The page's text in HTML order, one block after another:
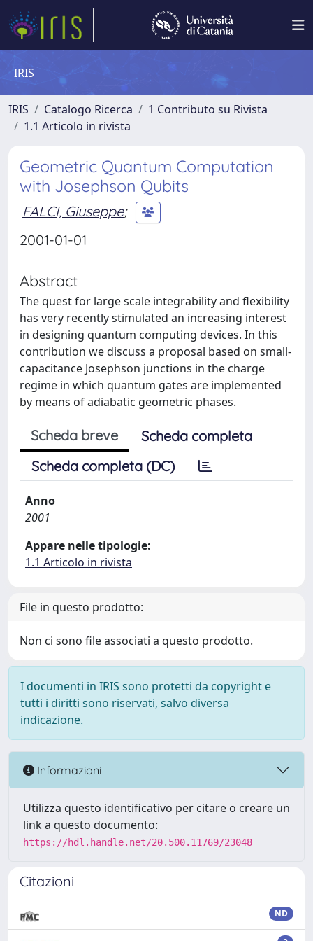
IRIS
IRIS Catalogo Ricerca
1 Contributo su Rivista
1.1 Articolo in rivista
Geometric Quantum Computation
with Josephson Qubits
FALCI, Giuseppe;
2001-01-01
Abstract
The quest for large scale integrability and flexibility
has very recently stimulated an increasing interest
in designing quantum computing devices. In this
contribution we discuss a proposal based on small-
capacitance Josephson junctions in the charge
regime in which quantum gates are implemented
by means of adiabatic geometric phases.
Scheda breve
Scheda completa
Scheda completa (DC)
Anno
2001
Appare nelle tipologie:
1.1 Articolo in rivista
File in questo prodotto:
Non ci sono file associati a questo prodotto.
I documenti in IRIS sono protetti da copyright e
tutti i diritti sono riservati, salvo diversa
indicazione.
Informazioni
Utilizza questo identificativo per citare o creare un
link a questo documento:
https://hdl.handle.net/20.500.11769/23048
Citazioni
ND